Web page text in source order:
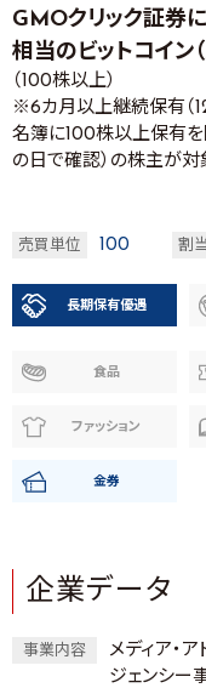
GMOクリック証券
相当のビットコイン
（100株以上）
※6カ月以上継続保有（
名簿に100株以上保有
の日で確認）の株主が対
売買単位 100 割
長期保有優遇
食品
ファッション
金券
企業データ
事業内容
メディア・
ジェンシー